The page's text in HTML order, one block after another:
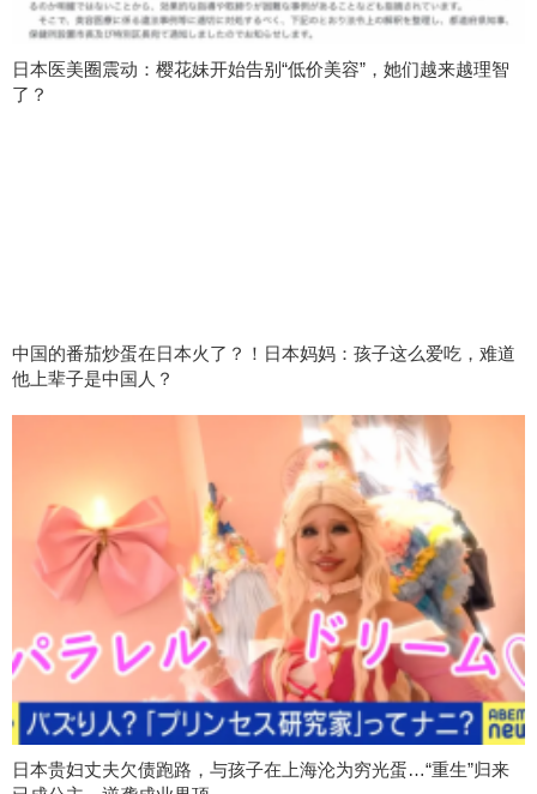
日本医美圈震动：樱花妹开始告别“低价美容”，她们越来越理智
了？
中国的番茄炒蛋在日本火了？！日本妈妈：孩子这么爱吃，难道
他上辈子是中国人？
日本贵妇丈夫欠债跑路，与孩子在上海沦为穷光蛋…“重生”归来